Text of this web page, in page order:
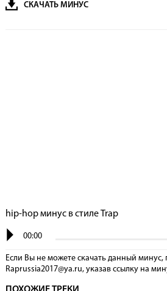
СКАЧАТЬ МИНУС
hip-hop минус в стиле Trap
00:00
Если Вы не можете скачать данный минус,
Raprussia2017@ya.ru, указав сcылку на